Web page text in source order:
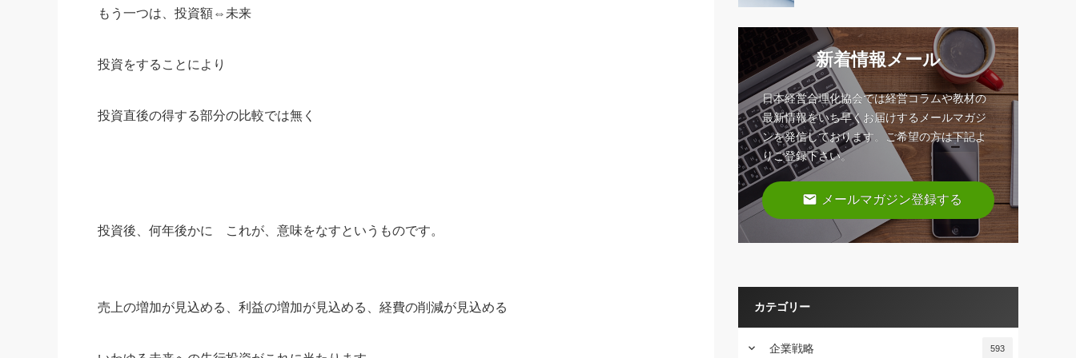
もう一つは、投資額⇔未来
投資をすることにより
投資直後の得する部分の比較では無く
投資後、何年後かに これが、意味をなすというものです。
売上の増加が見込める、利益の増加が見込める、経費の削減が見込める
新着情報メール
日本経営合理化協会では経営コラムや教材の
最新情報をいち早くお届けするメールマガジ
ンを発信しております。ご希望の方は下記よ
りご登録下さい。
email メールマガジン登録する
カテゴリー
keyboard_arrow_down 企業戦略 593